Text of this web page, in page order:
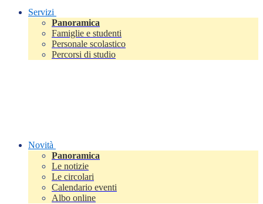
Servizi
Panoramica
Famiglie e studenti
Personale scolastico
Percorsi di studio
Novità
Panoramica
Le notizie
Le circolari
Calendario eventi
Albo online